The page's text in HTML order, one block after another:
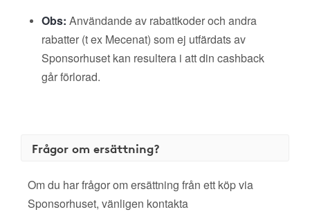
Obs: Användande av rabattkoder och andra
rabatter (t ex Mecenat) som ej utfärdats av
Sponsorhuset kan resultera i att din cashback
går förlorad.
Frågor om ersättning?
Om du har frågor om ersättning från ett köp via
Sponsorhuset, vänligen kontakta